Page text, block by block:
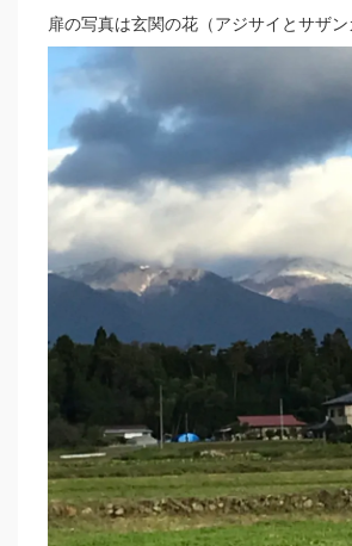
扉の写真は玄関の花（アジサイとサザン